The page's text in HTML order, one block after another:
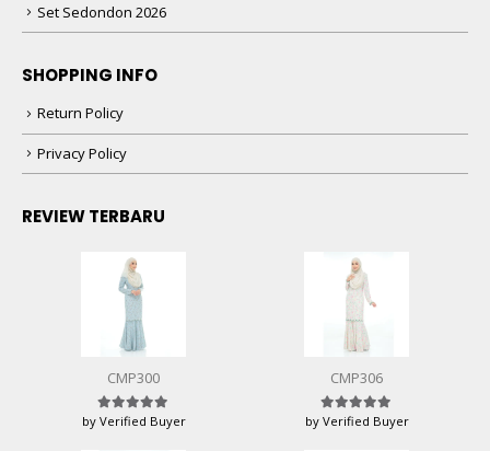
Set Sedondon 2026
SHOPPING INFO
Return Policy
Privacy Policy
REVIEW TERBARU
CMP300
Rated5 out of 5
by Verified Buyer
CMP306
Rated5 out of 5
by Verified Buyer